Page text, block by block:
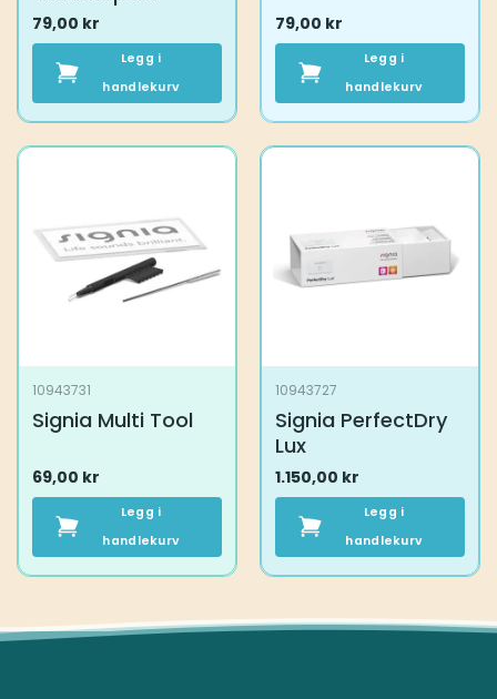
79,00 kr
Legg i
handlekurv
79,00 kr
Legg i
handlekurv
10943731
Signia Multi Tool
69,00 kr
Legg i
handlekurv
10943727
Signia PerfectDry
Lux
1.150,00 kr
Legg i
handlekurv